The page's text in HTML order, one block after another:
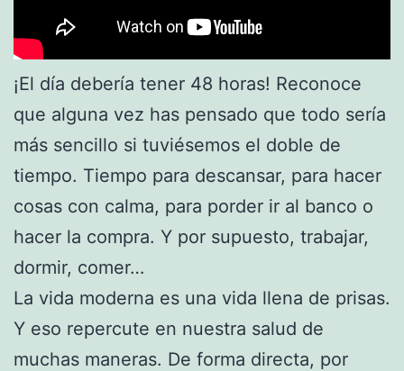
¡El día debería tener 48 horas! Reconoce
que alguna vez has pensado que todo sería
más sencillo si tuviésemos el doble de
tiempo. Tiempo para descansar, para hacer
cosas con calma, para porder ir al banco o
hacer la compra. Y por supuesto, trabajar,
dormir, comer…
La vida moderna es una vida llena de prisas.
Y eso repercute en nuestra salud de
muchas maneras. De forma directa, por